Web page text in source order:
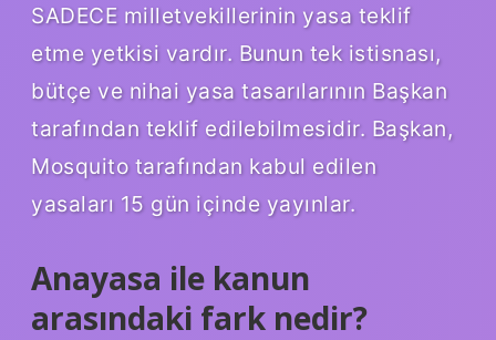
SADECE milletvekillerinin yasa teklif
etme yetkisi vardır. Bunun tek istisnası,
bütçe ve nihai yasa tasarılarının Başkan
tarafından teklif edilebilmesidir. Başkan,
Mosquito tarafından kabul edilen
yasaları 15 gün içinde yayınlar.
Anayasa ile kanun
arasındaki fark nedir?